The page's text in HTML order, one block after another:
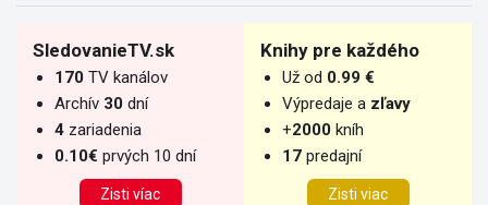
SledovanieTV.sk
170 TV kanálov
Archív 30 dní
4 zariadenia
0.10€ prvých 10 dní
Zisti víac
Knihy pre každého
Už od 0.99 €
Výpredaje a zľavy
+2000 kníh
17 predajní
Zisti viac